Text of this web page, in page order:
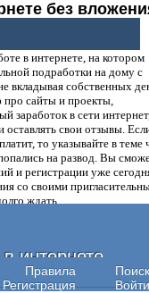
без
в интернете, на котором
подработки на дому с
собственных
сайты и проекты,
заработок в сети
оставлять свои отзывы.
то указывайте в теме
на развод. Вы
и регистрации уже
со своими
ждать.
интернете
Правила
Поиск
Регистрация
Войти